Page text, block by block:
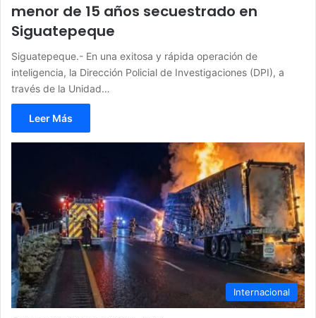
menor de 15 años secuestrado en
Siguatepeque
Siguatepeque.- En una exitosa y rápida operación de
inteligencia, la Dirección Policial de Investigaciones (DPI), a
través de la Unidad…
Leer Más
Internacional